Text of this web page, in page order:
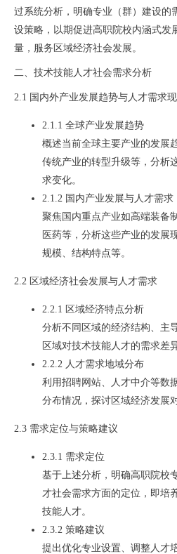
过系统分析，明确专业（群）建设的
设策略，以期促进高职院校内涵式发
量，服务区域经济社会发展。
二、技术技能人才社会需求分析
2.1 国内外产业发展趋势与人才需求
2.1.1 全球产业发展趋势
概述当前全球主要产业的发展
传统产业的转型升级等，分析
求变化。
2.1.2 国内产业发展与人才需求
聚焦国内重点产业如高端装备
医药等，分析这些产业的发展
规模、结构特点等。
2.2 区域经济社会发展与人才需求
2.2.1 区域经济特点分析
分析不同区域的经济结构、主
区域对技术技能人才的需求差异
2.2.2 人才需求地域分布
利用招聘网站、人才中介等数
分布情况，探讨区域经济发展
2.3 需求定位与策略建议
2.3.1 需求定位
基于上述分析，明确高职院校
才社会需求方面的定位，即培
技能人才。
2.3.2 策略建议
提出优化专业设置、调整人才